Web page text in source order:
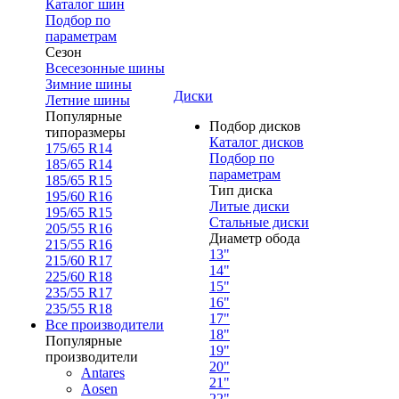
Каталог шин
Подбор по
параметрам
Сезон
Всесезонные шины
Зимние шины
Летние шины
Популярные
типоразмеры
175/65 R14
185/65 R14
185/65 R15
195/60 R16
195/65 R15
205/55 R16
215/55 R16
215/60 R17
225/60 R18
235/55 R17
235/55 R18
Все производители
Популярные
производители
Antares
Aosen
Диски
Подбор дисков
Каталог дисков
Подбор по
параметрам
Тип диска
Литые диски
Стальные диски
Диаметр обода
13"
14"
15"
16"
17"
18"
19"
20"
21"